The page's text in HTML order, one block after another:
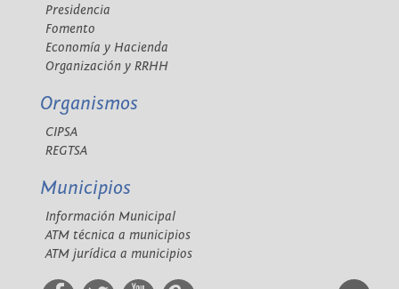
Presidencia
Fomento
Economía y Hacienda
Organización y RRHH
Organismos
CIPSA
REGTSA
Municipios
Información Municipal
ATM técnica a municipios
ATM jurídica a municipios